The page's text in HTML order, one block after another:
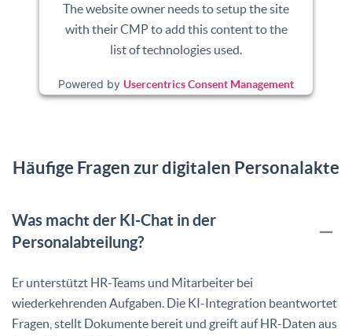
The website owner needs to setup the site
with their CMP to add this content to the
list of technologies used.
Powered by Usercentrics Consent Management
Platform
Häufige Fragen zur digitalen Personalakte
Was macht der KI-Chat in der
Personalabteilung?
Er unterstützt HR-Teams und Mitarbeiter bei
wiederkehrenden Aufgaben. Die KI-Integration beantwortet
Fragen, stellt Dokumente bereit und greift auf HR-Daten aus